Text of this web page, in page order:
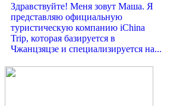
Здравствуйте! Меня зовут Маша. Я
представляю официальную
туристическую компанию iChina
Trip, которая базируется в
Чжанцзяцзе и специализируется на...